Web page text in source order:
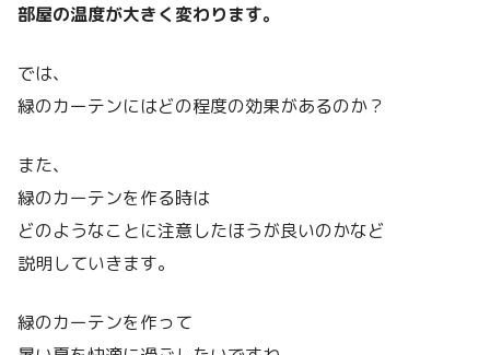
部屋の温度が大きく変わります。
では、
緑のカーテンにはどの程度の効果があるのか？
また、
緑のカーテンを作る時は
どのようなことに注意したほうが良いのかなど
説明していきます。
緑のカーテンを作って